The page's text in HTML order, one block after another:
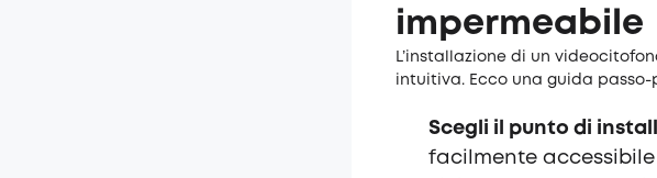
impermeabile
L’installazione di un
intuitiva. Ecco una guida
Scegli il punto di
facilmente